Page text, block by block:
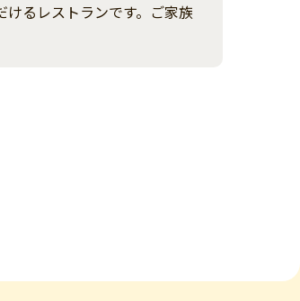
るレストランです。ご家族